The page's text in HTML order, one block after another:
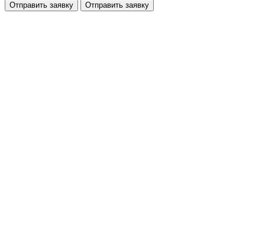
Отправить заявку Отправить заявку